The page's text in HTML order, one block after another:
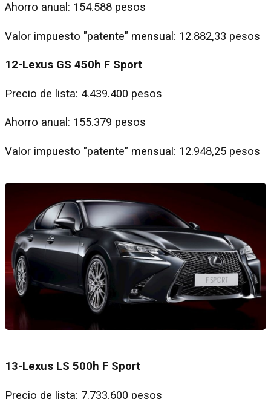
Ahorro anual: 154.588 pesos
Valor impuesto "patente" mensual: 12.882,33 pesos
12-Lexus GS 450h F Sport
Precio de lista: 4.439.400 pesos
Ahorro anual: 155.379 pesos
Valor impuesto "patente" mensual: 12.948,25 pesos
13-Lexus LS 500h F Sport
Precio de lista: 7.733.600 pesos